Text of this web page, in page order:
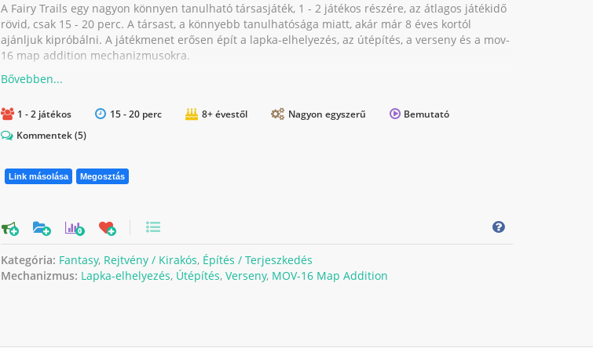
A Fairy Trails egy nagyon könnyen tanulható társasjáték, 1 - 2 játékos részére, az átlagos játékidő
rövid, csak 15 - 20 perc. A társast, a könnyebb tanulhatósága miatt, akár már 8 éves kortól
ajánljuk kipróbálni. A játékmenet erősen épít a lapka-elhelyezés, az útépítés, a verseny és a mov-
16 map addition mechanizmusokra.
1 - 2 játékos 15 - 20 perc 8+ évestől Nagyon egyszerű
Bemutató
Kommentek(5)
Link másolása Megosztás
0
Kategória: Fantasy, Rejtvény / Kirakós, Építés / Terjeszkedés
Mechanizmus: Lapka-elhelyezés, Útépítés, Verseny, MOV-16 Map Addition